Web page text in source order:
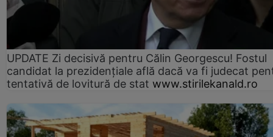
UPDATE Zi decisivă pentru Călin Georgescu! Fostul
candidat la prezidențiale află dacă va fi judecat
tentativă de lovitură de stat www.stirilekanald.ro